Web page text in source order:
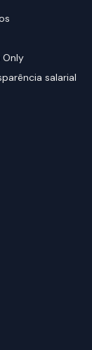
Only
salarial